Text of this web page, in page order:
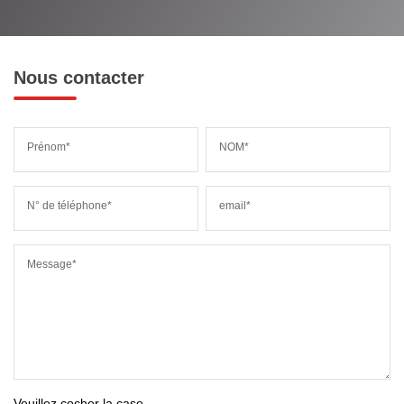
Nous contacter
Prénom* NOM*
N° de téléphone* email*
Message*